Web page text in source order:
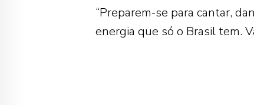
“Preparem-se para cantar,
energia que só o Brasil tem.